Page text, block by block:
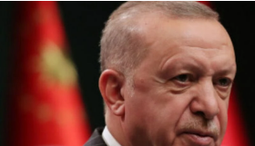
MAGAZİN
SAĞLIK
EĞİTİM
Haber Arşivi